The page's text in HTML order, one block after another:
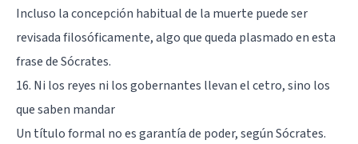
Incluso la concepción habitual de la muerte puede ser
revisada filosóficamente, algo que queda plasmado en esta
frase de Sócrates.
16. Ni los reyes ni los gobernantes llevan el cetro, sino los
que saben mandar
Un título formal no es garantía de poder, según Sócrates.